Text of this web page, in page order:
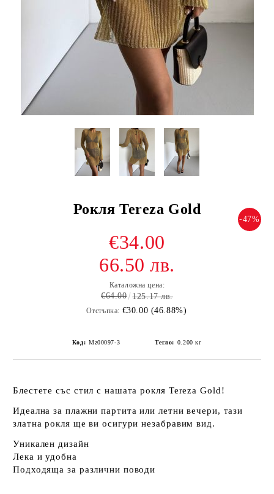
Рокля Tereza Gold
-47%
€34.00
66.50 лв.
Каталожна цена:
€64.00 125.17 лв.
Отстъпка: €30.00 (46.88%)
Код: Mz00097-3 Тегло: 0.200 кг
Блестете със стил с нашата рокля Tereza Gold!
Идеална за плажни партита или летни вечери, тази
златна рокля ще ви осигуринезабравим вид.
Уникален дизайн
Лека и удобна
Подходяща за различни поводи